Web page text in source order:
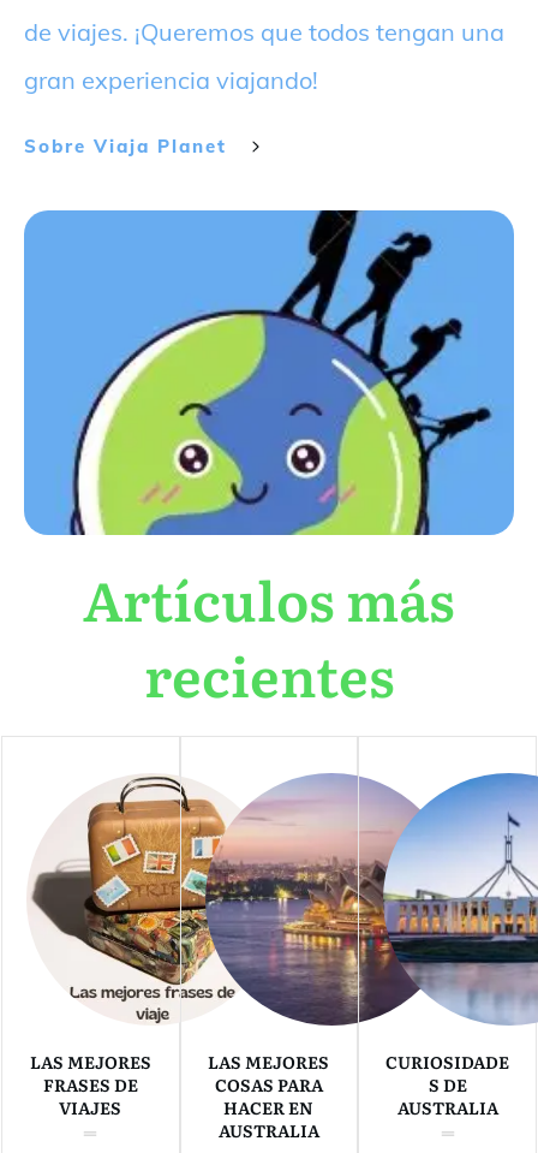
de viajes. ¡Queremos que todos tengan una
gran experiencia viajando!
Sobre Viaja Planet
Artículos más
recientes
LAS MEJORES
FRASES DE
VIAJES
LAS MEJORES
COSAS PARA
HACER EN
AUSTRALIA
CURIOSIDADE
S DE
AUSTRALIA